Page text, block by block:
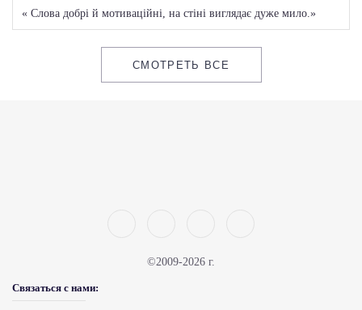
« Слова добрі й мотиваційні, на стіні виглядає дуже мило. »
СМОТРЕТЬ ВСЕ
©2009-2026 г.
Связаться с нами: